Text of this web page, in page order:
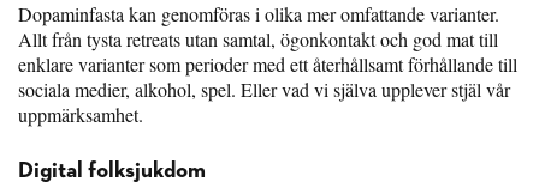
Dopaminfasta kan genomföras i olika mer omfattande varianter.
Allt från tysta retreats utan samtal, ögonkontakt och god mat till
enklare varianter som perioder med ett återhållsamt förhållande till
sociala medier, alkohol, spel. Eller vad vi själva upplever stjäl vår
uppmärksamhet.
Digital folksjukdom